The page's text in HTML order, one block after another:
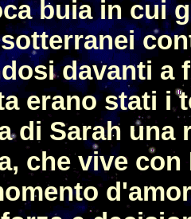
buia in cui
davanti a
erano stati i
di Sarah una
che vive